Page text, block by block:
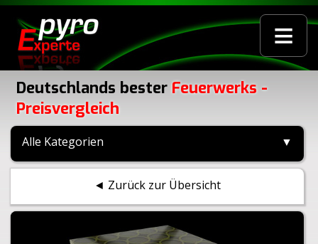
≡
Deutschlands bester Feuerwerks -
Preisvergleich
Alle Kategorien ▼
◄ Zurück zur Übersicht